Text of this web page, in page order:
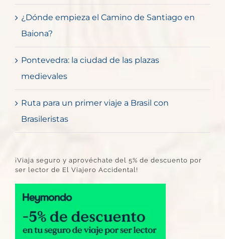
¿Dónde empieza el Camino de Santiago en
Baiona?
Pontevedra: la ciudad de las plazas
medievales
Ruta para un primer viaje a Brasil con
Brasileristas
¡Viaja seguro y aprovéchate del 5% de descuento por
ser lector de El Viajero Accidental!